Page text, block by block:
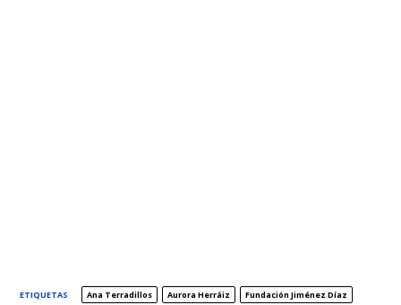
ETIQUETAS Ana Terradillos Aurora Herráiz
Fundación Jiménez Díaz